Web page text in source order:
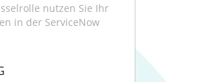
nutzen Sie Ihr
tiefgreifendes Fachwissen in der ServiceNow